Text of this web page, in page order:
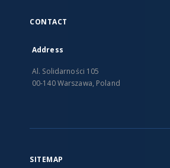
CONTACT
Address
Al. Solidarności 105
00-140 Warszawa, Poland
SITEMAP